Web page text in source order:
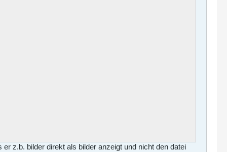
z.b. bilder direkt als bilder anzeigt und nicht den datei